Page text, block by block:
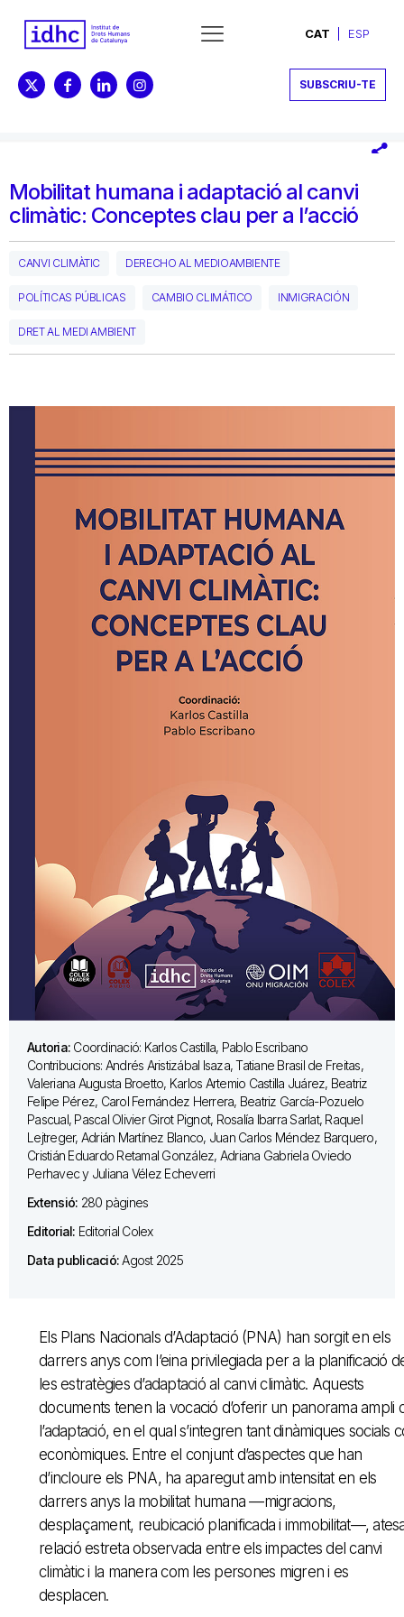
CAT ESP
SUBSCRIU-TE
Mobilitat humana i adaptació al canvi
climàtic: Conceptes clau per a l’acció
CANVI CLIMÀTIC DERECHO AL MEDIOAMBIENTE
POLÍTICAS PÚBLICAS CAMBIO CLIMÁTICO INMIGRACIÓN
DRET AL MEDI AMBIENT
Autoria: Coordinació: Karlos Castilla, Pablo Escribano
Contribucions: Andrés Aristizábal Isaza, Tatiane Brasil de Freitas,
Valeriana Augusta Broetto, Karlos Artemio Castilla Juárez, Beatriz
Felipe Pérez, Carol Fernández Herrera, Beatriz García-Pozuelo
Pascual, Pascal Olivier Girot Pignot, Rosalía Ibarra Sarlat, Raquel
Lejtreger, Adrián Martínez Blanco, Juan Carlos Méndez Barquero,
Cristián Eduardo Retamal González, Adriana Gabriela Oviedo
Perhavec y Juliana Vélez Echeverri
Extensió: 280 pàgines
Editorial: Editorial Colex
Data publicació:Agost 2025
Els Plans Nacionals d’Adaptació (PNA) han sorgit en els
darrers anys com l’eina privilegiada per a la planificació
les estratègies d’adaptació al canvi climàtic. Aquests
documents tenen la vocació d’oferir un panorama ampli
l’adaptació, en el qual s’integren tant dinàmiques socials
econòmiques. Entre el conjunt d’aspectes que han
d’incloure els PNA, ha aparegut amb intensitat en els
darrers anys la mobilitat humana —migracions,
desplaçament, reubicació planificada i immobilitat—,
relació estreta observada entre els impactes del canvi
climàtic i la manera com les persones migren i es
desplacen.